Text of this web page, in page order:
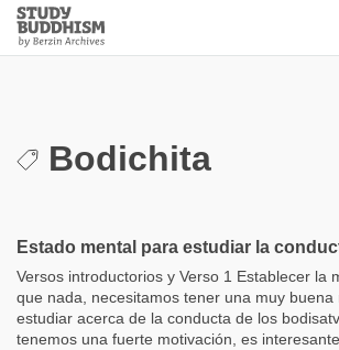
Close
Study
Buddhism
Bodichita
Estado mental para estudiar la
Versos introductorios y Verso 1 Establecer la
que nada, necesitamos tener una muy buena
estudiar acerca de la conducta de los
tenemos una fuerte motivación, es